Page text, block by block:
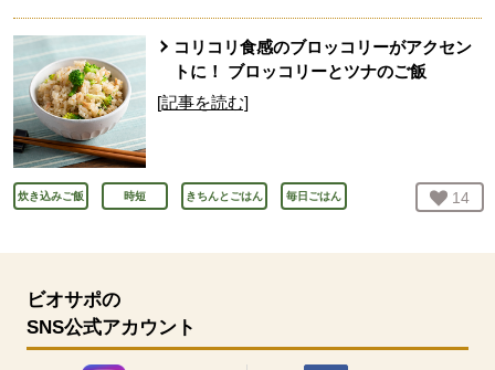
コリコリ食感のブロッコリーがアクセン
トに！ ブロッコリーとツナのご飯
[記事を読む]
炊き込みご飯 時短 きちんとごはん 毎日ごはん お気
14
ビオサポの
SNS公式アカウント